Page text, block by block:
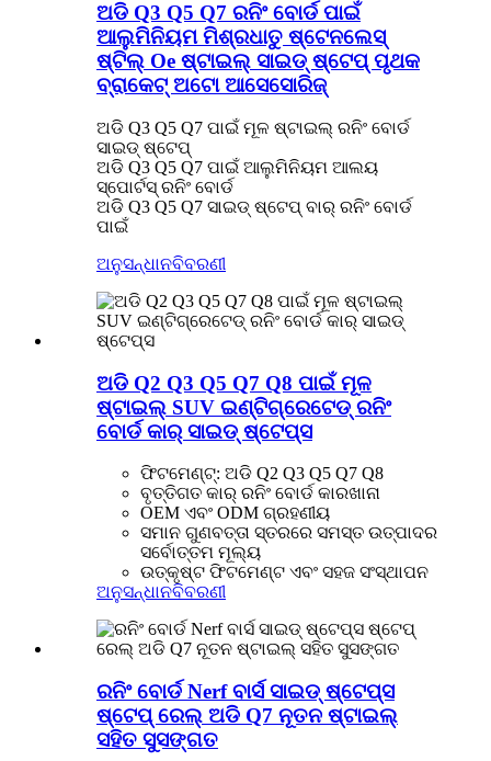
ଅଡି Q3 Q5 Q7 ରନିଂ ବୋର୍ଡ ପାଇଁ
ଆଲୁମିନିୟମ ମିଶ୍ରଧାତୁ ଷ୍ଟେନଲେସ୍
ଷ୍ଟିଲ୍ Oe ଷ୍ଟାଇଲ୍ ସାଇଡ୍ ଷ୍ଟେପ୍ ପୃଥକ
ବ୍ରାକେଟ୍ ଅଟୋ ଆସେସୋରିଜ୍
ଅଡି Q3 Q5 Q7 ପାଇଁ ମୂଳ ଷ୍ଟାଇଲ୍ ରନିଂ ବୋର୍ଡ
ସାଇଡ୍ ଷ୍ଟେପ୍
ଅଡି Q3 Q5 Q7 ପାଇଁ ଆଲୁମିନିୟମ ଆଲୟ
ସ୍ପୋର୍ଟସ୍ ରନିଂ ବୋର୍ଡ
ଅଡି Q3 Q5 Q7 ସାଇଡ୍ ଷ୍ଟେପ୍ ବାର୍ ରନିଂ ବୋର୍ଡ
ପାଇଁ
ଅନୁସନ୍ଧାନବିବରଣୀ
ଅଡି Q2 Q3 Q5 Q7 Q8 ପାଇଁ ମୂଳ
ଷ୍ଟାଇଲ୍ SUV ଇଣ୍ଟିଗ୍ରେଟେଡ୍ ରନିଂ
ବୋର୍ଡ କାର୍ ସାଇଡ୍ ଷ୍ଟେପ୍ସ
ଫିଟମେଣ୍ଟ୍: ଅଡି Q2 Q3 Q5 Q7 Q8
ବୃତ୍ତିଗତ କାର୍ ରନିଂ ବୋର୍ଡ କାରଖାନା
OEM ଏବଂ ODM ଗ୍ରହଣୀୟ
ସମାନ ଗୁଣବତ୍ତା ସ୍ତରରେ ସମସ୍ତ ଉତ୍ପାଦର
ସର୍ବୋତ୍ତମ ମୂଲ୍ୟ
ଉତ୍କୃଷ୍ଟ ଫିଟମେଣ୍ଟ ଏବଂ ସହଜ ସଂସ୍ଥାପନ
ଅନୁସନ୍ଧାନବିବରଣୀ
ରନିଂ ବୋର୍ଡ Nerf ବାର୍ସ ସାଇଡ୍ ଷ୍ଟେପ୍ସ
ଷ୍ଟେପ୍ ରେଲ୍ ଅଡି Q7 ନୂତନ ଷ୍ଟାଇଲ୍
ସହିତ ସୁସଙ୍ଗତ